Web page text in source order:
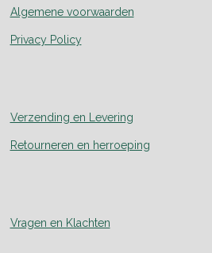
Algemene voorwaarden
Privacy Policy
Verzending en Levering
Retourneren en herroeping
Vragen en Klachten